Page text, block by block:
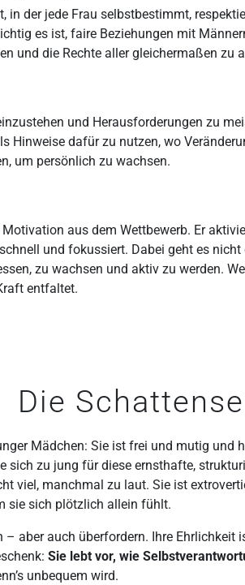
in der jede Frau selbstbestimmt,
es ist, faire Beziehungen mit
und die Rechte aller gleichermaßen zu
und Herausforderungen zu
Hinweise dafür zu nutzen, wo
um persönlich zu wachsen.
aus dem Wettbewerb. Er
und fokussiert. Dabei geht es
zu wachsen und aktiv zu werden.
entfaltet.
Die
Mädchen: Sie ist frei und mutig und
sich zu jung für diese ernsthafte,
viel, manchmal zu laut. Sie ist
sie sich plötzlich allein fühlt.
– aber auch überfordern. Ihre Ehrlichkeit
Sie lebt vor, wie
unbequem wird.